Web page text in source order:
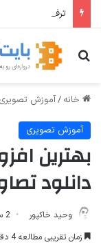
ترفندهای Copilot برای کار و افزایش بهره‌وری
جستجو برای
خانه /آموزش تصویری
آموزش تصویری
بهترین
دانلود
وحید خاکپور 2 سپتامبر 2024
زمان تقریبی مطالعه 4 دقیقه